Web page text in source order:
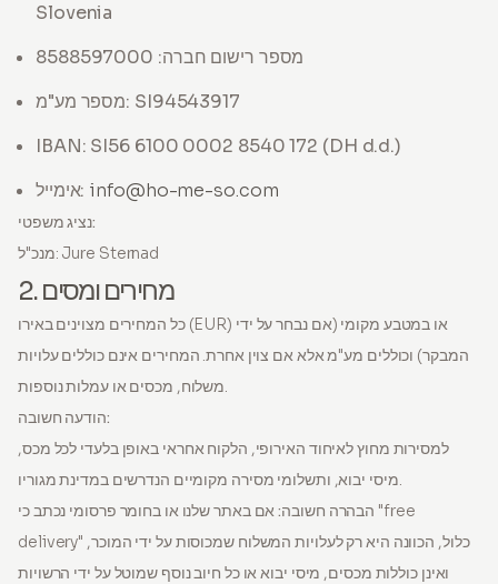
Slovenia
מספר רישום חברה: 8588597000
מספר מע"מ: SI94543917
IBAN: SI56 6100 0002 8540 172 (DH d.d.)
אימייל: info@ho-me-so.com
נציג משפטי:
מנכ"ל: Jure Sternad
2. מחירים ומסים
כל המחירים מצוינים באירו (EUR) או במטבע מקומי (אם נבחר על ידי
המבקר) וכוללים מע"מ אלא אם צוין אחרת. המחירים אינם כוללים עלויות
משלוח, מכסים או עמלות נוספות.
הודעה חשובה:
למסירות מחוץ לאיחוד האירופי, הלקוח אחראי באופן בלעדי לכל מכס,
מיסי יבוא, ותשלומי מסירה מקומיים הנדרשים במדינת מגוריו.
הבהרה חשובה:אם באתר שלנו או בחומר פרסומי נכתב כי "free
delivery" כלול, הכוונה היא רק לעלויות המשלוח שמכוסות על ידי המוכר,
ואינן כוללות מכסים, מיסי יבוא או כל חיוב נוסף שמוטל על ידי הרשויות